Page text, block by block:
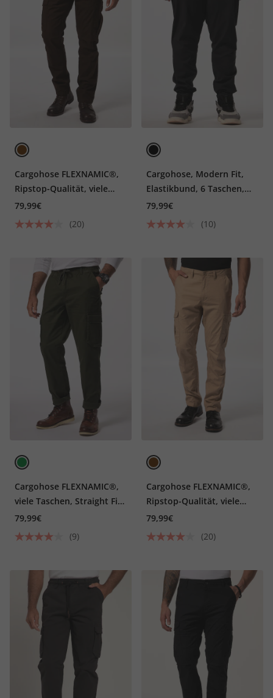
Cargohose FLEXNAMIC®,
Ripstop-Qualität, viele
Taschen, bis Gr. 72
79,99€
(20)
Cargohose, Modern Fit,
Elastikbund, 6 Taschen,
bis 8 XL
79,99€
(10)
Cargohose FLEXNAMIC®,
viele Taschen, Straight Fit,
bis 8XL
79,99€
(9)
Cargohose FLEXNAMIC®,
Ripstop-Qualität, viele
Taschen, bis Gr. 72
79,99€
(20)